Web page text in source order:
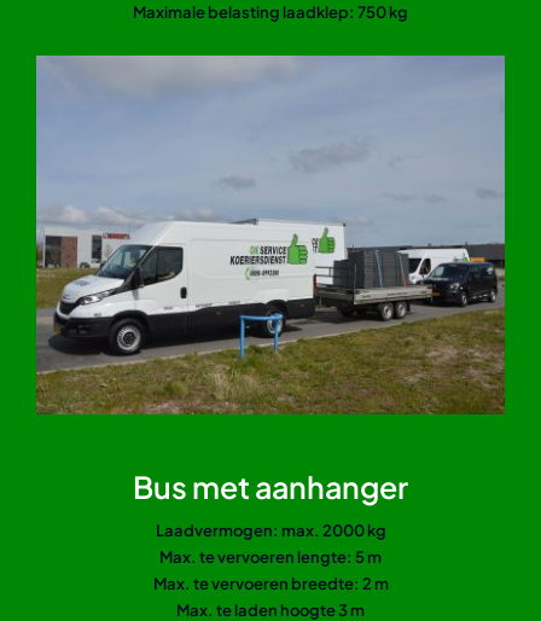
Maximale belasting laadklep: 750 kg
Bus met aanhanger
Laadvermogen: max. 2000 kg
Max. te vervoeren lengte: 5 m
Max. te vervoeren breedte: 2 m
Max. te laden hoogte 3 m